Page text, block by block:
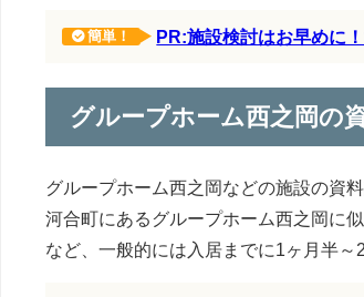
簡単！ PR:施設検討はお早めに
グループホーム西之岡の
グループホーム西之岡などの施設の資
河合町にあるグループホーム西之岡に
など、一般的には入居までに1ヶ月半～